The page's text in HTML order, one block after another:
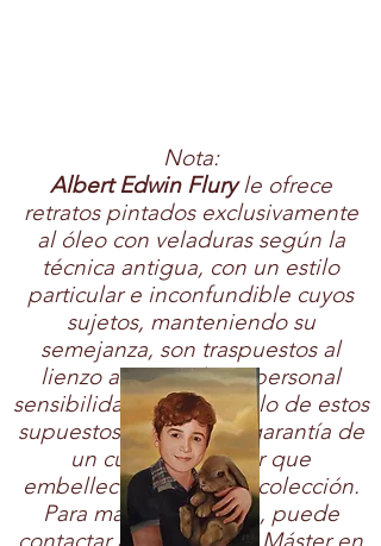
Nota:
Albert Edwin Fluryle ofrece
retratos pintados exclusivamente
al óleo con veladuras según la
técnica antigua, con un estilo
particular e inconfundible cuyos
sujetos, manteniendo su
semejanza, son traspuestos al
lienzo a través de su personal
sensibilidad artística. Sólo de estos
supuestos se deriva la garantía de
un cuadro de autor que
embellecerá cualquier colección.
Para más información, puede